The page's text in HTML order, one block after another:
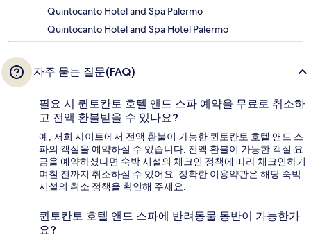
Quintocanto Hotel and Spa Palermo
Quintocanto Hotel and Spa Hotel Palermo
자주 묻는 질문(FAQ)
필요 시 퀸토칸토 호텔 앤드 스파 예약을 무료로 취소하
고 전액 환불받을 수 있나요?
예, 저희 사이트에서 전액 환불이 가능한 퀸토칸토 호텔 앤드 스
파의 객실을 예약하실 수 있습니다. 전액 환불이 가능한 객실 요
금을 예약하셨다면 숙박 시설의 체크인 정책에 따라 체크인하기
며칠 전까지 취소하실 수 있어요. 정확한 이용약관은 해당 숙박
시설의 취소 정책을 확인해 주세요.
퀸토칸토 호텔 앤드 스파에 반려동물 동반이 가능한가
요?